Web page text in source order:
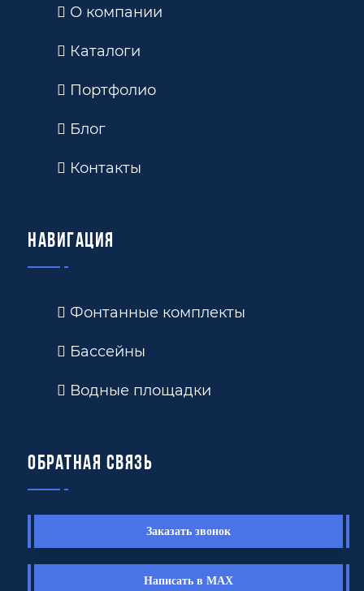
О компании
Каталоги
Портфолио
Блог
Контакты
Навигация
Фонтанные комплекты
Бассейны
Водные площадки
Обратная связь
Заказать звонок
Написать в MAX